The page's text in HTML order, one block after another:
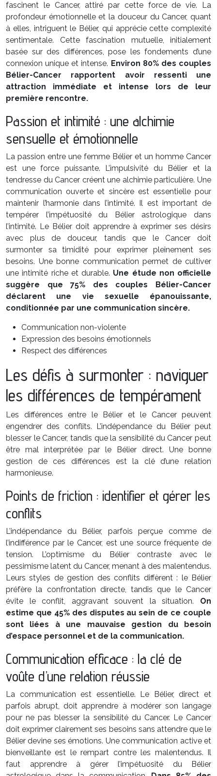
fascinent le Cancer, attiré par cette force de vie. La
profondeur émotionnelle et la douceur du Cancer, quant
à elles, intriguent le Bélier, qui apprécie cette complexité
sentimentale. Cette fascination mutuelle, initialement
basée sur des différences, pose les fondements d’une
connexion unique et intense. Environ 80% des couples
Bélier-Cancer rapportent avoir ressenti une
attraction immédiate et intense lors de leur
première rencontre.
Passion et intimité : une alchimie
sensuelle et émotionnelle
La passion entre une femme Bélier et un homme Cancer
est une force puissante. L’impulsivité du Bélier et la
tendresse du Cancer créent une alchimie particulière. Une
communication ouverte et sincère est essentielle pour
maintenir l’harmonie dans l’intimité. Il est important de
tempérer l’impétuosité du Bélier astrologique dans
l’intimité. Le Bélier doit apprendre à exprimer ses désirs
avec plus de douceur, tandis que le Cancer doit
surmonter sa timidité pour exprimer pleinement ses
besoins. Une bonne communication permet de cultiver
une intimité riche et durable. Une étude non officielle
suggère que 75% des couples Bélier-Cancer
déclarent une vie sexuelle épanouissante,
conditionnée par une communication sincère.
Communication non-violente
Expression des besoins émotionnels
Respect des différences
Les défis à surmonter : naviguer
les différences de tempérament
Les différences entre le Bélier et le Cancer peuvent
engendrer des conflits. L’indépendance du Bélier peut
blesser le Cancer, tandis que la sensibilité du Cancer peut
être mal interprétée par le Bélier direct. Une bonne
gestion de ces différences est la clé d’une relation
harmonieuse.
Points de friction : identifier et gérer les
conflits
L’indépendance du Bélier, parfois perçue comme de
l’indifférence par le Cancer, est une source fréquente de
tension. L’optimisme du Bélier contraste avec le
pessimisme latent du Cancer, menant à des malentendus.
Leurs styles de gestion des conflits diffèrent : le Bélier
préfère la confrontation directe, tandis que le Cancer
évite le conflit, aggravant souvent la situation. On
estime que 45% des disputes au sein de ce couple
sont liées à une mauvaise gestion du besoin
d’espace personnel et de la communication.
Communication efficace : la clé de
voûte d’une relation réussie
La communication est essentielle. Le Bélier, direct et
parfois abrupt, doit apprendre à modérer son langage
pour ne pas blesser la sensibilité du Cancer. Le Cancer
doit exprimer clairement ses besoins sans attendre que le
Bélier devine ses émotions. Une communication active et
bienveillante est le rempart contre les malentendus. Il
faut apprendre à gérer l’impétuosité du Bélier